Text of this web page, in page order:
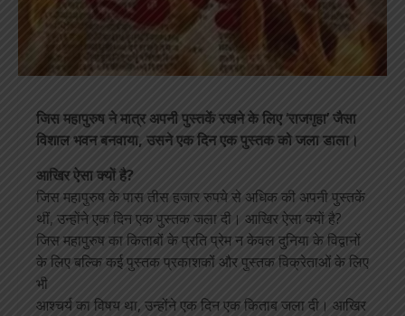
जिस महापुरुष ने मात्र अपनी पुस्तकें रखने के लिए ‘राजगृहा’ जैसा
विशाल भवन बनवाया, उसने एक दिन एक पुस्तक को जला डाला।
आखिर ऐसा क्यों है?
जिस महापुरुष के पास तीस हजार रुपये से अधिक की अपनी पुस्तकें
थीं, उन्होंने एक दिन एक पुस्तक जला दी। आखिर ऐसा क्यों है?
जिस महापुरुष का किताबों के प्रति प्रेम न केवल दुनिया के विद्वानों
के लिए बल्कि कई पुस्तक प्रकाशकों और पुस्तक विक्रेताओं के लिए
भी
आश्चर्य का विषय था, उन्होंने एक दिन एक किताब जला दी। आखिर